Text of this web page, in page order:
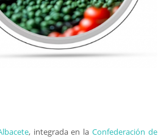
, integrada en la Confederación de